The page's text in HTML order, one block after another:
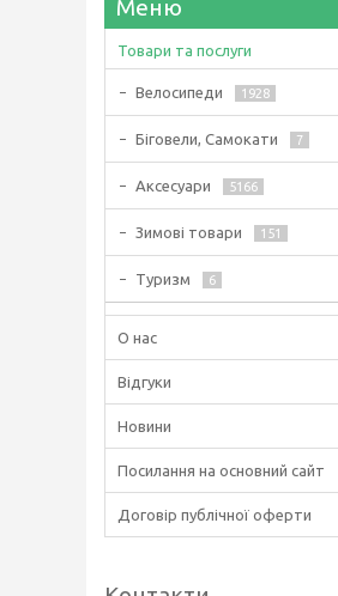
Товари та послуги
Велосипеди 1928
Біговели, Самокати 7
Аксесуари 5166
Зимові товари 151
Туризм 6
О нас
Відгуки
Новини
Посилання на основний сайт
Договір публічної оферти